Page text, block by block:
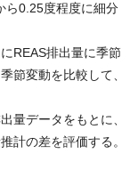
ら0.25度程度に細分
REAS排出量に季節
節変動を比較して、
量データをもとに、
計の差を評価する。